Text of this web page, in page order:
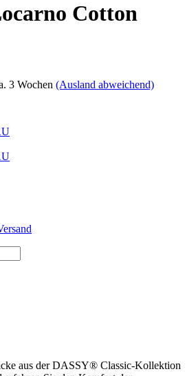
Cotton
3 Wochen (Ausland abweichend)
aus der DASSY® Classic-Kollektion